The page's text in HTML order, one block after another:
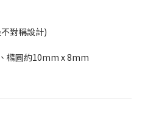
對稱設計)
橢圓約10mm x 8mm